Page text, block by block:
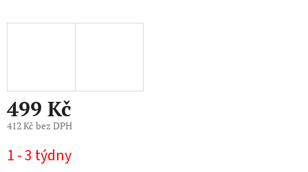
499 Kč
412 Kč bez DPH
cena:
1 - 3 týdny